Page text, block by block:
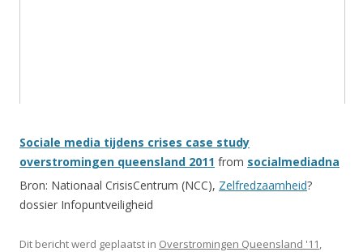
Sociale media tijdens crises case study
overstromingen queensland 2011 from socialmediadna
Bron: Nationaal CrisisCentrum (NCC), Zelfredzaamheid?
dossier Infopuntveiligheid
Dit bericht werd geplaatst in Overstromingen Queensland '11,